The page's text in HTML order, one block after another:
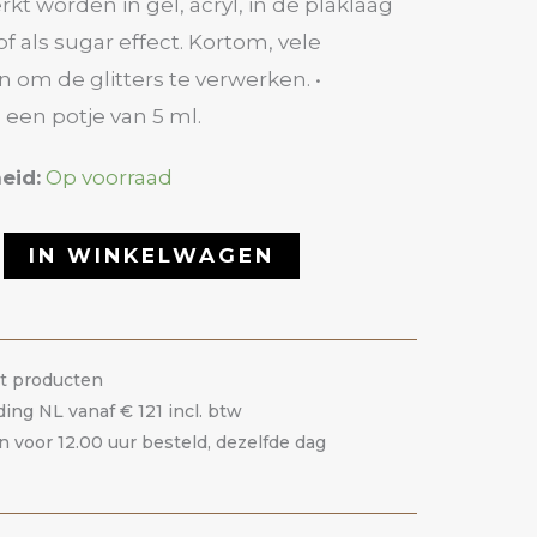
worden in gel, acryl, in de plaklaag
als sugar effect. Kortom, vele
om de glitters te verwerken. •
potje van 5 ml.
Op voorraad
IN WINKELWAGEN
producten
NL vanaf € 121 incl. btw
voor 12.00 uur besteld, dezelfde dag